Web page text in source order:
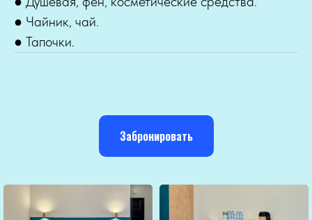
● Чайник, чай.
● Тапочки.
Забронировать